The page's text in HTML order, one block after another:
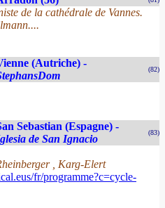
de la cathédrale de Vannes.
(Autriche) -
(82)
Sebastian (Espagne) -
de San Ignacio
(83)
, Karg-Elert
fr/programme?c=cycle-